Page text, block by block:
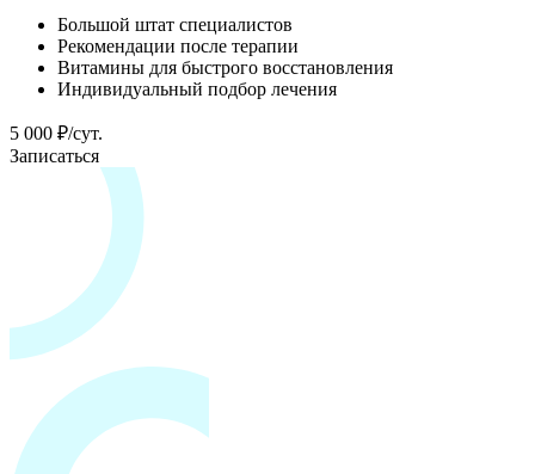
Большой штат специалистов
Рекомендации после терапии
Витамины для быстрого восстановления
Индивидуальный подбор лечения
5 000 ₽/сут.
Записаться